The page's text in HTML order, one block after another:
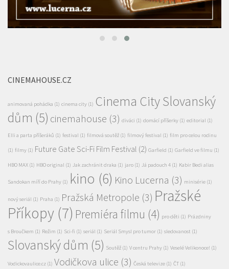
CINEMAHOUSE.CZ
animovaná pohádka (1) cinema city (1) Cinema City Slovanský
dům (5) cinemahouse (3) diváci (1) domácí příšerky (1) editorial (1)
Elli a parta příšeráků (1) festival (1) filmová soutěž (1) filmový festival (1) film pro celou rodinu
(1) filmy (1) Future Gate Sci-Fi Film Festival (2) Garfield (1) Garfield ve filmu (1)
HBO MAX (1) HBO original (1) Jak zachránit draka (1) jaro (1) Já padouch 4 (1) Kabir Bedi alias
Sandokan míří do Prahy (1) kino (6) Kino Lucerna (3) minisérie (1)
nový seriál (1) Praha (1) Pražská Metropole (3) Pražské
Příkopy (7) Premiéra filmu (4) pro děti (1) Prázdniny
s Broučkem (1) Režim (1) Sci-fi (1) seriál (1) Seriál Smysl pro tumor (1) sledovanost (1)
Slovanský dům (5) Soutěž (1) V centru Prahy (1) Veselé Velikonoce! (1)
Vodickovaulice.cz (1) Vodičkova ulice (3) Česká televize (1) ČT (1)